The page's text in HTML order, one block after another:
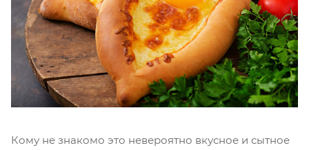
Кому не знакомо это невероятно вкусное и сытное